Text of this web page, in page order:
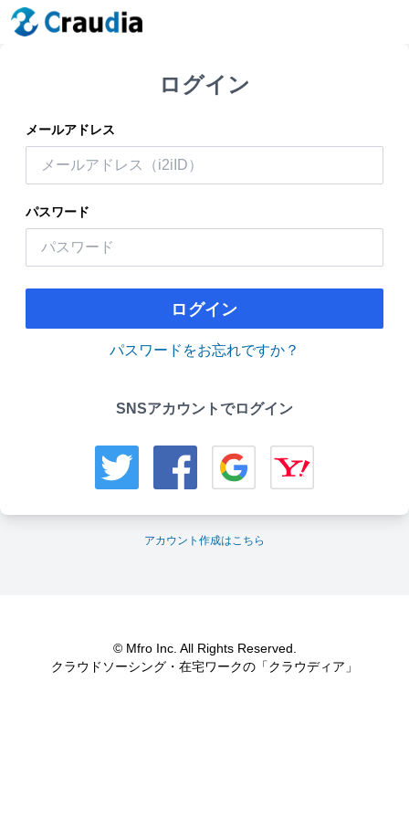
ログイン
メールアドレス
パスワード
ログイン
パスワードをお忘れですか？
SNSアカウントでログイン
アカウント作成はこちら
© Mfro Inc. All Rights Reserved.
クラウドソーシング・在宅ワークの「クラウディア」